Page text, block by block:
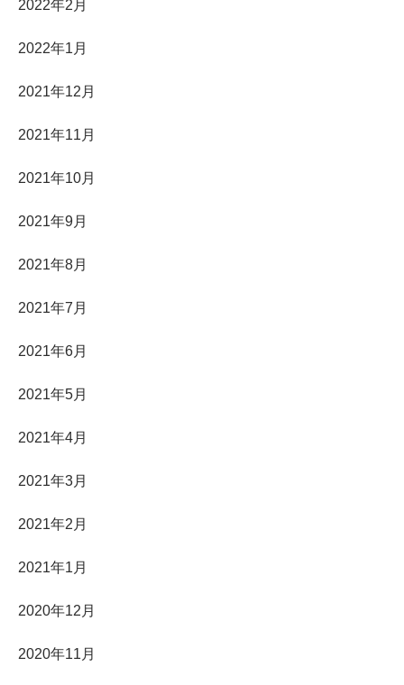
2022年2月
2022年1月
2021年12月
2021年11月
2021年10月
2021年9月
2021年8月
2021年7月
2021年6月
2021年5月
2021年4月
2021年3月
2021年2月
2021年1月
2020年12月
2020年11月